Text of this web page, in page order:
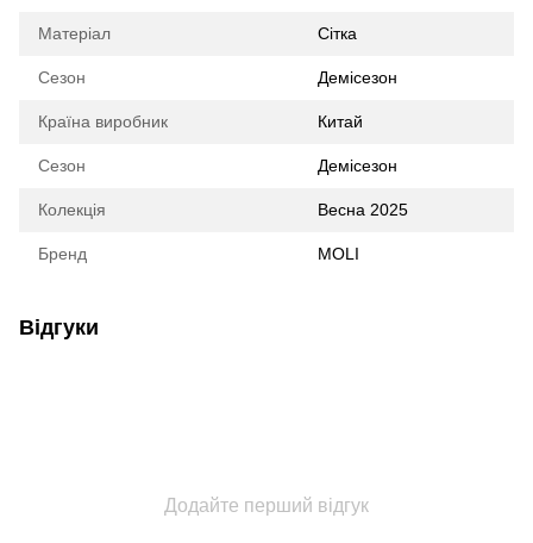
Матеріал Сітка
Сезон Демісезон
Країна виробник Китай
Сезон Демісезон
Колекція Весна 2025
Бренд MOLI
Відгуки
Додайте перший відгук